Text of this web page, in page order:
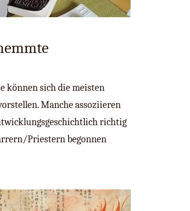
können sich die meisten
Manche assoziieren
richtig
Priestern begonnen